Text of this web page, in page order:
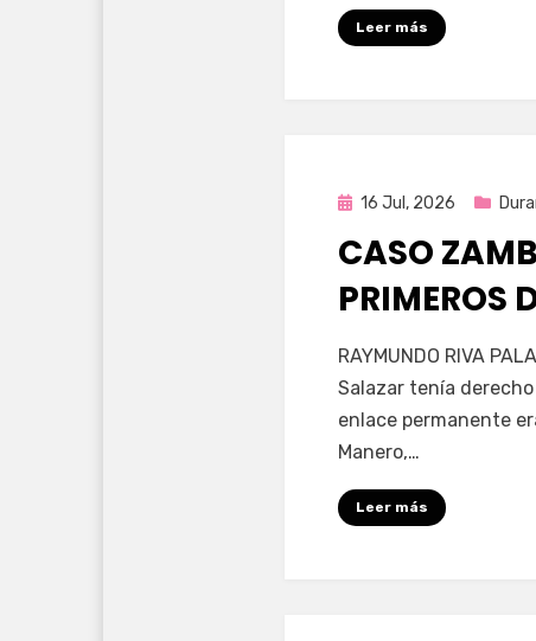
Leer más
Publicada
16 Jul, 2026
CASO
PRIMEROS
porFernando Miranda
RAYMUNDO RIVA
Salazar tenía
enlace permanente
Manero,…
Leer más